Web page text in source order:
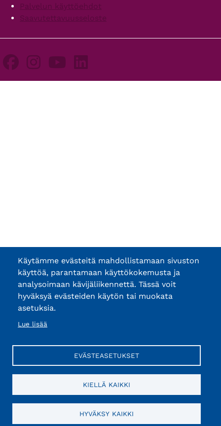
Palvelun käyttöehdot
Saavutettavuusseloste
Käytämme evästeitä mahdollistamaan sivuston
käyttöä, parantamaan käyttökokemusta ja
analysoimaan kävijäliikennettä. Tässä voit
hyväksyä evästeiden käytön tai muokata
asetuksia.
Lue lisää
EVÄSTEASETUKSET
KIELLÄ KAIKKI
HYVÄKSY KAIKKI